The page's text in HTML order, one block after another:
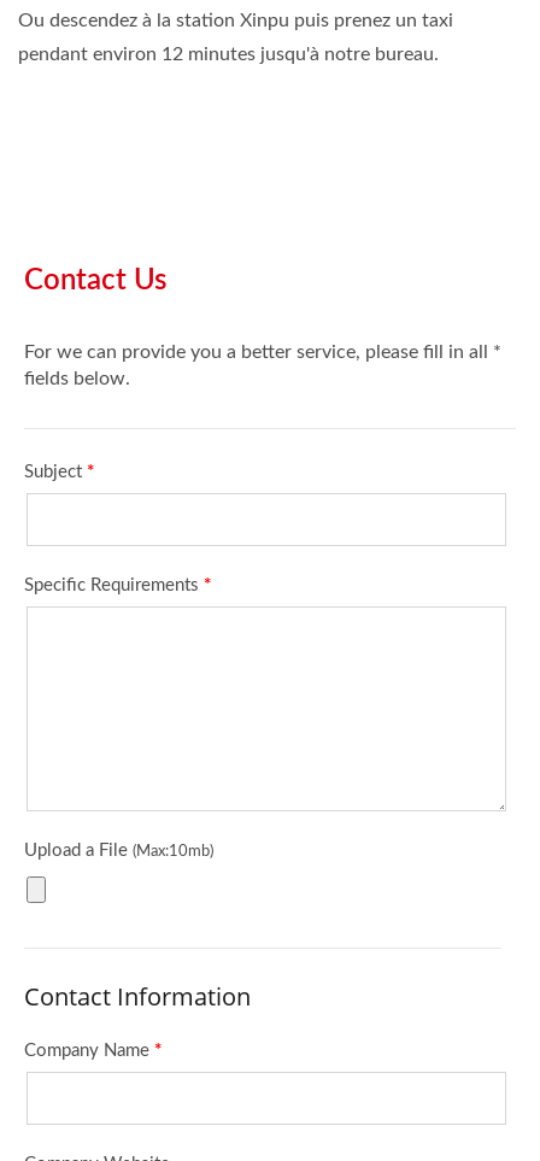
Ou descendez à la station Xinpu puis prenez un taxi
pendant environ 12 minutes jusqu'à notre bureau.